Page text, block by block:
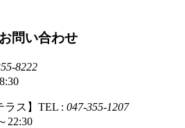
問い合わせ
8222
ラス】TEL : 047-355-1207